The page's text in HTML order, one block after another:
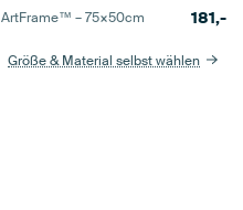
ArtFrame™ –75×50cm 181,-
Größe & Material selbst wählen